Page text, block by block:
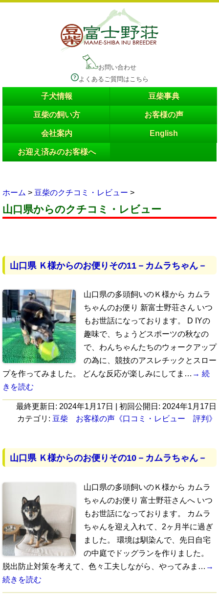
お問い合わせ
よくあるご質問はこちら
子犬情報 豆柴事典
豆柴の飼い方 お客様の声
会社案内 English
お迎え済みのお客様へ
ホーム > 豆柴のクチコミ・レビュー >
山口県からのクチコミ・レビュー
山口県 Ｋ様からのお便りその11－カムラちゃん－
山口県の多頭飼いのＫ様から カムラ
ちゃんのお便り 新富士野荘さん いつ
もお世話になっております。 D IYの
趣味で、ちょうどスポーツの秋なの
で、わんちゃんたちのウォークアップ
の為に、競技のアスレチックとスロー
プを作ってみました。 どんな反応が楽しみにしてま… → 続
きを読む
最終更新日: 2024年1月17日 | 初回公開日: 2024年1月17日
カテゴリ: 豆柴 お客様の声《口コミ・レビュー 評判》
山口県 Ｋ様からのお便りその10－カムラちゃん－
山口県の多頭飼いのＫ様から カムラ
ちゃんのお便り 富士野荘さんへ いつ
もお世話になっております。 カムラ
ちゃんを迎え入れて、2ヶ月半に過ぎ
ました。 環境は馴染んで、先日自宅
の中庭でドッグランを作りました。
脱出防止対策を考えて、色々工夫しながら、やってみま… →
続きを読む